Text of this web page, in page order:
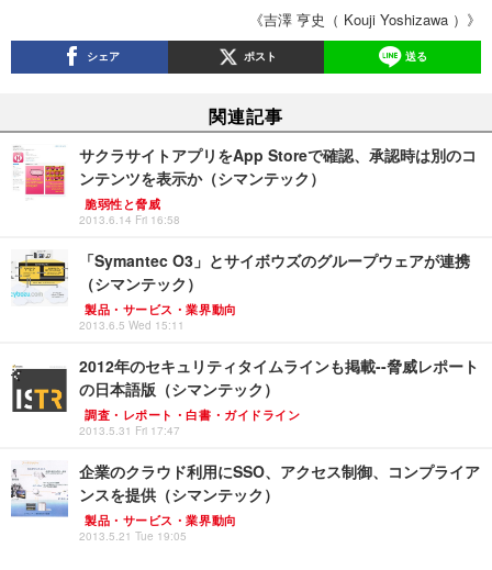
《吉澤 亨史（ Kouji Yoshizawa ）》
シェア ポスト 送る
関連記事
サクラサイトアプリをApp Storeで確認、承認時は別のコ
ンテンツを表示か（シマンテック）
脆弱性と脅威
2013.6.14 Fri 16:58
「Symantec O3」とサイボウズのグループウェアが連携
（シマンテック）
製品・サービス・業界動向
2013.6.5 Wed 15:11
2012年のセキュリティタイムラインも掲載--脅威レポート
の日本語版（シマンテック）
調査・レポート・白書・ガイドライン
2013.5.31 Fri 17:47
企業のクラウド利用にSSO、アクセス制御、コンプライア
ンスを提供（シマンテック）
製品・サービス・業界動向
2013.5.21 Tue 19:05